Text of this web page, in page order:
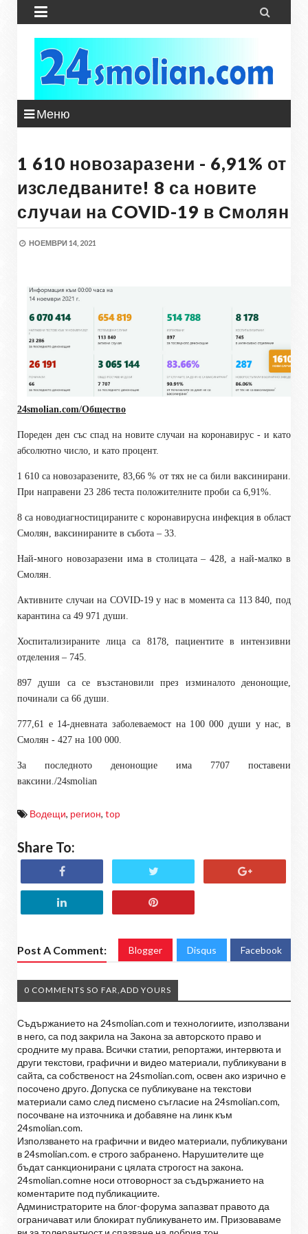
 
Меню
1 610 новозаразени - 6,91% от
изследваните! 8 са новите
случаи на COVID-19 в Смолян
НОЕМВРИ 14, 2021
24smolian.com/Общество
Пореден ден със спад на новите случаи на коронавирус - и като
абсолютно число, и като процент.
1 610 са новозаразените, 83,66 % от тях не са били ваксинирани.
При направени 23 286 теста положителните проби са 6,91%.
8 са новодиагностицираните с коронавирусна инфекция в област
Смолян, ваксинираните в събота – 33.
Най-много новозаразени има в столицата – 428, а най-малко в
Смолян.
Активните случаи на COVID-19у нас в момента са 113 840, под
карантина са 49 971 души.
Хоспитализираните лица са 8178, пациентите в интензивни
отделения – 745.
897 души са се възстановили през изминалото денонощие,
починали са 66 души.
777,61 е 14-дневната заболеваемост на 100 000 души у нас, в
Смолян - 427 на 100 000.
За последното денонощие има 7707 поставени
ваксини./24smolian
Водещи, регион, top
Share To:
Post A Comment: Blogger Disqus Facebook
0 COMMENTS SO FAR,ADD YOURS
Съдържанието на 24smolian.com и технологиите, използвани
в него, са под закрила на Закона за авторското право и
сродните му права. Всички статии, репортажи, интервюта и
други текстови, графични и видео материали, публикувани в
сайта, са собственост на 24smolian.com, освен ако изрично е
посочено друго. Допуска се публикуване на текстови
материали само след писмено съгласие на 24smolian.com,
посочване на източника и добавяне на линк към
24smolian.com.
Използването на графични и видео материали, публикувани
в 24smolian.com. е строго забранено. Нарушителите ще
бъдат санкционирани с цялата строгост на закона.
24smolian.comне носи отговорност за съдържанието на
коментарите под публикациите.
Администраторите на блог-форума запазват правото да
ограничават или блокират публикуването им. Призоваваме